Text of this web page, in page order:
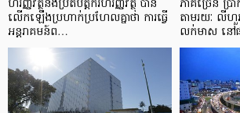
ហិរញ្ញវត្ថុ​និង​ប្រតិបត្តិករ​ហិរញ្ញ​វត្ថុ បាន​​
លើក​ឡើង​ប្រហាក់​ប្រហែល​គ្នា​ថា ការ​ធ្វើ​
អន្តរាគមន៍​ព…
ភាគ​ច្រើន ប្
តាមរយៈ លីហួ
លក់​មាស នៅ​ផ្